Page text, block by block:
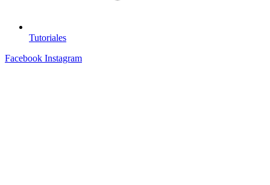
Tutoriales
Facebook Instagram